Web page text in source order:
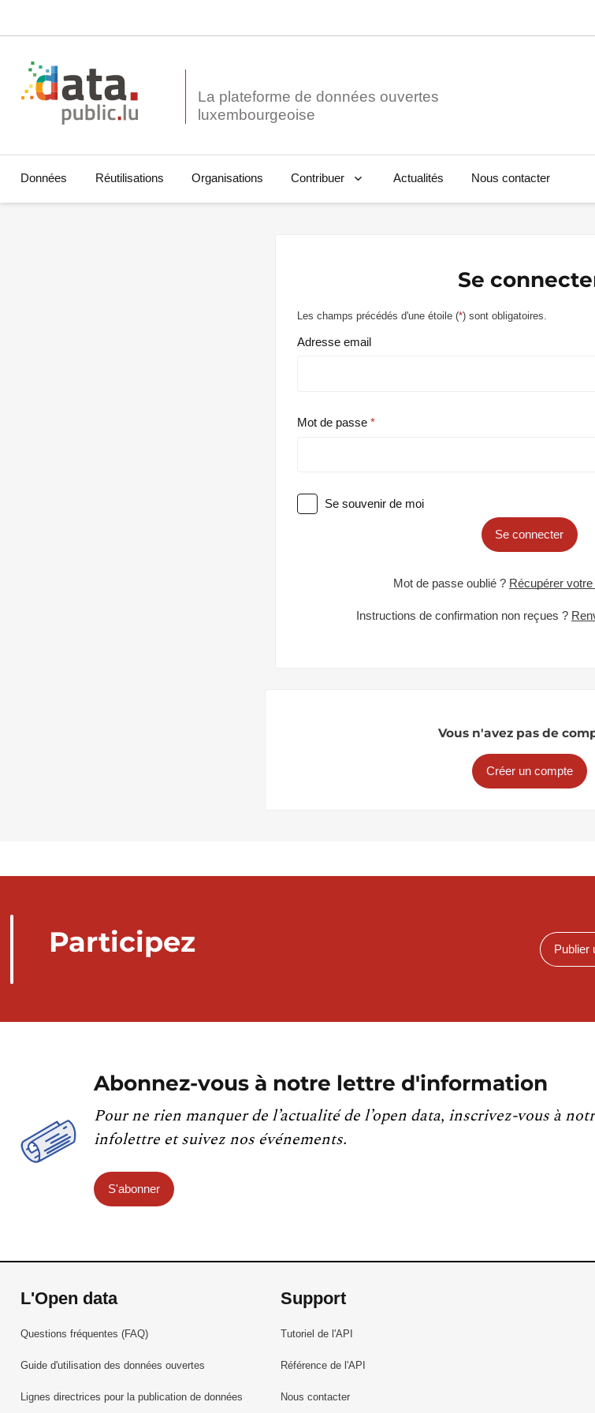
La plateforme de données ouvertes
Données Réutilisations Organisations Contribuer Actualités Nous contacter
Se
Les champs précédés d'une étoile (*) sont obligatoires.
Adresse email
Mot de passe
Se souvenir de moi
Se connecter
Mot de passe oublié ? Récupérer
Instructions de confirmation non reçues ?
Vous n'avez pas de
Créer un compte
Participez Publier
Abonnez-vous à notre lettre d'information
Pour ne rien manquer de l’actualité de l’open data, inscrivez-vous à
infolettre et suivez nos événements.
S'abonner
L'Open data
Questions fréquentes (FAQ)
Guide d'utilisation des données ouvertes
Lignes directrices pour la publication de données
Support
Tutoriel de l'API
Référence de l'API
Nous contacter